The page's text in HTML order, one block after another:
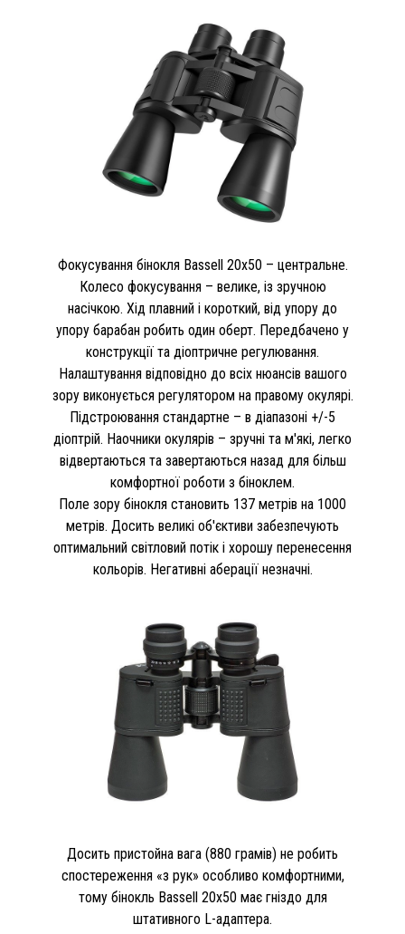
Фокусування бінокля Bassell 20x50 – центральне.
Колесо фокусування – велике, із зручною
насічкою. Хід плавний і короткий, від упору до
упору барабан робить один оберт. Передбачено у
конструкції та діоптричне регулювання.
Налаштування відповідно до всіх нюансів вашого
зору виконується регулятором на правому окулярі.
Підстроювання стандартне – в діапазоні +/-5
діоптрій. Наочники окулярів – зручні та м'які, легко
відвертаються та завертаються назад для більш
комфортної роботи з біноклем.
Поле зору бінокля становить 137 метрів на 1000
метрів. Досить великі об'єктиви забезпечують
оптимальний світловий потік і хорошу перенесення
кольорів. Негативні аберації незначні.
Досить пристойна вага (880 грамів) не робить
спостереження «з рук» особливо комфортними,
тому бінокль Bassell 20x50 має гніздо для
штативного L-адаптера.